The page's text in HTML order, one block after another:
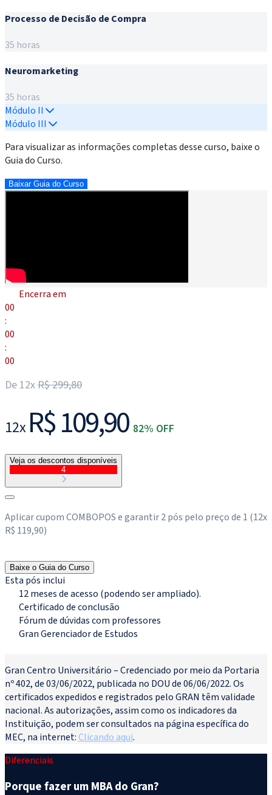
Processo de Decisão de Compra
35 horas
Neuromarketing
35 horas
Módulo II
Módulo III
Para visualizar as informações completas desse curso, baixe o
Guia do Curso.
Baixar Guia do Curso
Encerra em
00
:
00
:
00
De 12xR$ 299,80
12x R$ 109,90 82% OFF
Veja os descontos disponíveis
4
Aplicar cupom COMBOPOS e garantir 2 pós pelo preço de 1 (12x
R$ 119,90)
Baixe o Guia do Curso
Esta pós inclui
12 meses de acesso (podendo ser ampliado).
Certificado de conclusão
Fórum de dúvidas com professores
Gran Gerenciador de Estudos
Gran Centro Universitário – Credenciado por meio da Portaria
nº 402, de 03/06/2022, publicada no DOU de 06/06/2022. Os
certificados expedidos e registrados pelo GRAN têm validade
nacional. As autorizações, assim como os indicadores da
Instituição, podem ser consultados na página específica do
MEC, na internet:Clicando aqui.
Diferenciais
Porque fazer um MBA do Gran?